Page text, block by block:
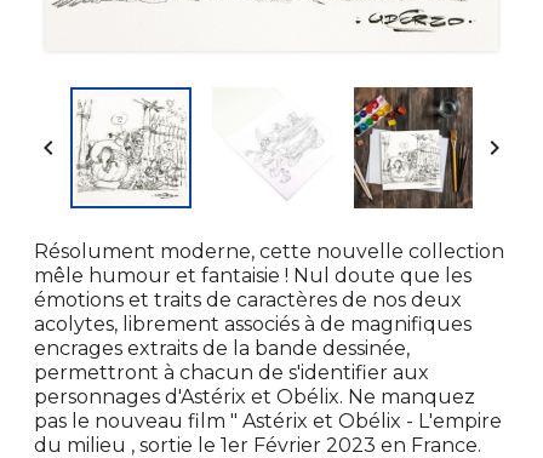
 
Résolument moderne, cette nouvelle collection
mêle humour et fantaisie ! Nul doute que les
émotions et traits de caractères de nos deux
acolytes, librement associés à de magnifiques
encrages extraits de la bande dessinée,
permettront à chacun de s'identifier aux
personnages d'Astérix et Obélix. Ne manquez
pas le nouveau film " Astérix et Obélix - L'empire
du milieu , sortie le 1er Février 2023 en France.